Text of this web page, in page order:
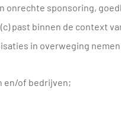
onrechte sponsoring,
past binnen de context
in overweging
en/of bedrijven;